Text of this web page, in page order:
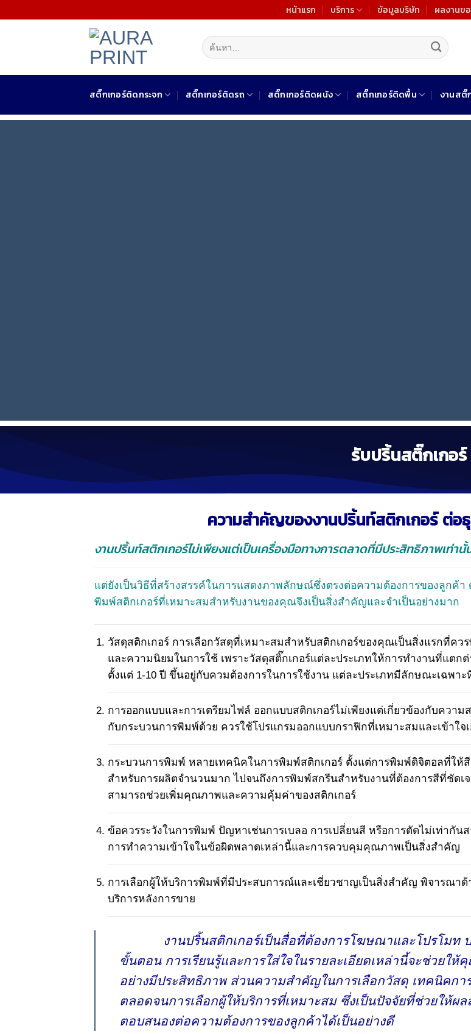
หน้าแรก บริการ ข้อมูลบริษัท ผลงานขอ
ค้นหา:
สติ๊กเกอร์ติดกระจก สติ๊กเกอร์ติดรถ สติ๊กเกอร์ติดผนัง สติ๊กเกอร์ติดพื้น งานสติ๊
รับปริ้นสติ๊กเกอร์
ความสำคัญของงานปริ้นท์สติกเกอร์ ต่อ
งานปริ้นท์สติกเกอร์ไม่เพียงแต่เป็นเครื่องมือทางการตลาดที่มีประสิทธิภาพเท่านั้
แต่ยังเป็นวิธีที่สร้างสรรค์ในการแสดงภาพลักษณ์ซึ่งตรงต่อความต้องการของลูกค้
พิมพ์สติกเกอร์ที่เหมาะสมสำหรับงานของคุณจึงเป็นสิ่งสำคัญและจำเป็นอย่างมาก
วัสดุสติกเกอร์ การเลือกวัสดุที่เหมาะสมสำหรับสติกเกอร์ของคุณเป็นสิ่งแรกที่ค
และความนิยมในการใช้ เพราะวัสดุสติ๊กเกอร์แต่ละประเภทให้การทำงานที่แตก
ตั้งแต่ 1-10 ปี ขึ้นอยู่กับควมต้องการในการใช้งาน แต่ละประเภทมีลักษณะเฉพา
การออกแบบและการเตรียมไฟล์ ออกแบบสติกเกอร์ไม่เพียงแต่เกี่ยวข้องกับควา
กับกระบวนการพิมพ์ด้วย ควรใช้โปรแกรมออกแบบกราฟิกที่เหมาะสมและเข้าใ
กระบวนการพิมพ์ หลายเทคนิคในการพิมพ์สติกเกอร์ ตั้งแต่การพิมพ์ดิจิตอลที่ให้
สำหรับการผลิตจำนวนมาก ไปจนถึงการพิมพ์สกรีนสำหรับงานที่ต้องการสีที่ชัด
สามารถช่วยเพิ่มคุณภาพและความคุ้มค่าของสติกเกอร์
ข้อควรระวังในการพิมพ์ ปัญหาเช่นการเบลอ การเปลี่ยนสี หรือการตัดไม่เท่ากัน
การทำความเข้าใจในข้อผิดพลาดเหล่านี้และการควบคุมคุณภาพเป็นสิ่งสำคัญ
การเลือกผู้ให้บริการพิมพ์ที่มีประสบการณ์และเชี่ยวชาญเป็นสิ่งสำคัญ พิจารณา
บริการหลังการขาย
งานปริ้นสติกเกอร์เป็นสื่อที่ต้องการโฆษณาและโปรโมท ป
ขั้นตอน การเรียนรู้และการใส่ใจในรายละเอียดเหล่านี้จะช่วยใ
อย่างมีประสิทธิภาพ ส่วนความสำคัญในการเลือกวัสดุ เทคนิคก
ตลอดจนการเลือกผู้ให้บริการที่เหมาะสม ซึ่งเป็นปัจจัยที่ช่วยให้
ตอบสนองต่อความต้องการของลูกค้าได้เป็นอย่างดี